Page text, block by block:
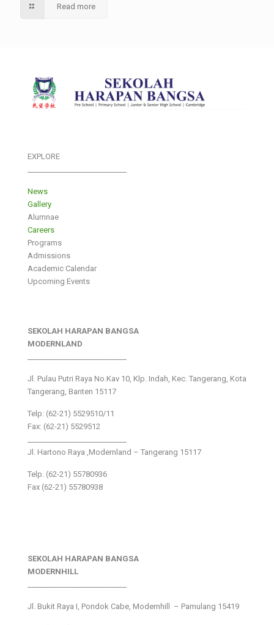
Read more
EXPLORE
News
Gallery
Alumnae
Careers
Programs
Admissions
Academic Calendar
Upcoming Events
SEKOLAH HARAPAN BANGSA
MODERNLAND
Jl. Pulau Putri Raya No.Kav 10, Klp. Indah, Kec. Tangerang, Kota
Tangerang, Banten 15117
Telp: (62-21) 5529510/11
Fax: (62-21) 5529512
Jl. Hartono Raya ,Modernland – Tangerang 15117
Telp. (62-21) 55780936
Fax (62-21) 55780938
SEKOLAH HARAPAN BANGSA
MODERNHILL
Jl. Bukit Raya I, Pondok Cabe, Modernhill – Pamulang 15419